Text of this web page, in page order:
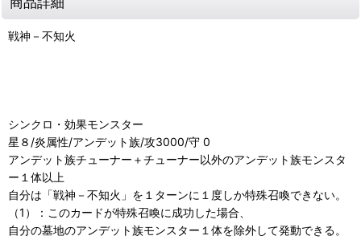
戦神－不知火
シンクロ・効果モンスター
星８/炎属性/アンデット族/攻3000/守 0
アンデット族チューナー＋チューナー以外のアンデット族モンスタ
ー１体以上
自分は「戦神－不知火」を１ターンに１度しか特殊召喚できない。
（1）：このカードが特殊召喚に成功した場合、
自分の墓地のアンデット族モンスター１体を除外して発動できる。